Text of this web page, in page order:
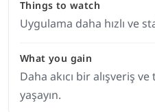
Things to watch
Uygulama daha hızlı ve
What you gain
Daha akıcı bir alışveriş
yaşayın.